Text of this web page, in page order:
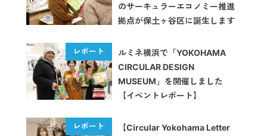
のサーキュラーエコノミー推進
拠点が保土ヶ谷区に誕生します
ルミネ横浜で「YOKOHAMA
CIRCULAR DESIGN
MUSEUM」を開催しました
【イベントレポート】
【Circular Yokohama Letter